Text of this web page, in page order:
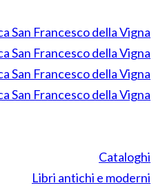
Cataloghi
Libri antichi e moderni